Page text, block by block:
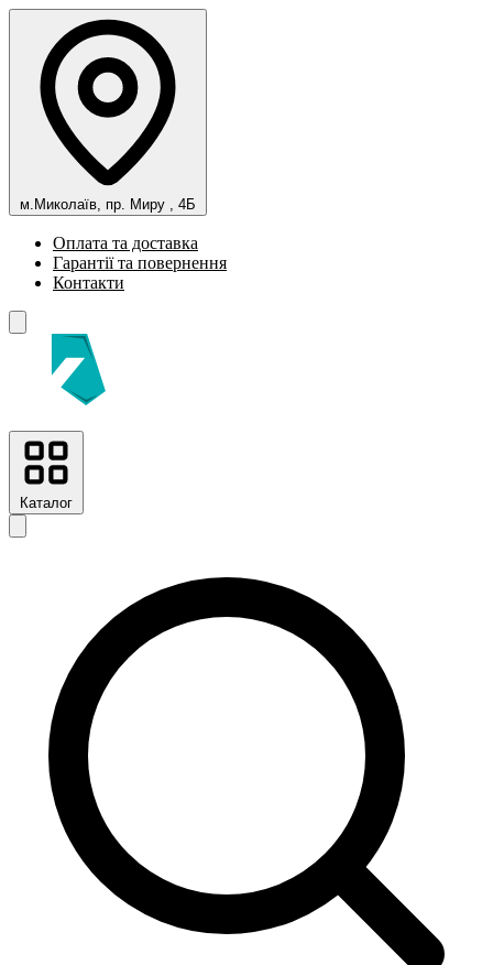
м.Миколаїв, пр. Миру , 4Б
Оплата та доставка
Гарантії та повернення
Контакти
Каталог